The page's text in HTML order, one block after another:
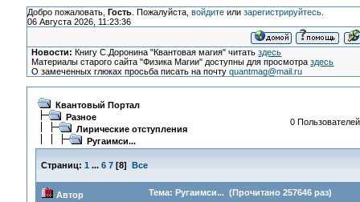
Добро пожаловать, Гость. Пожалуйста, войдитеили зарегистрируйтесь.
06 Августа 2026, 11:23:36
Новости: Книгу С.Доронина "Квантовая магия" читатьздесь
Материалы старого сайта "Физика Магии" доступны для просмотраздесь
О замеченных глюках просьба писать на почтуquantmag@mail.ru
Квантовый Портал
Разное
Лирические отступления
Ругаимси...
0
Страниц: 1 ... 6 7[8] Все
Автор Тема: Ругаимси... (Прочитано 257646 раз)